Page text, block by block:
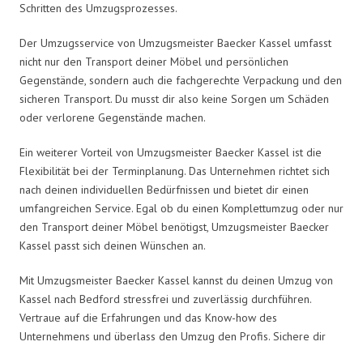
Schritten des Umzugsprozesses.
Der Umzugsservice von Umzugsmeister Baecker Kassel umfasst
nicht nur den Transport deiner Möbel und persönlichen
Gegenstände, sondern auch die fachgerechte Verpackung und den
sicheren Transport. Du musst dir also keine Sorgen um Schäden
oder verlorene Gegenstände machen.
Ein weiterer Vorteil von Umzugsmeister Baecker Kassel ist die
Flexibilität bei der Terminplanung. Das Unternehmen richtet sich
nach deinen individuellen Bedürfnissen und bietet dir einen
umfangreichen Service. Egal ob du einen Komplettumzug oder nur
den Transport deiner Möbel benötigst, Umzugsmeister Baecker
Kassel passt sich deinen Wünschen an.
Mit Umzugsmeister Baecker Kassel kannst du deinen Umzug von
Kassel nach Bedford stressfrei und zuverlässig durchführen.
Vertraue auf die Erfahrungen und das Know-how des
Unternehmens und überlass den Umzug den Profis. Sichere dir